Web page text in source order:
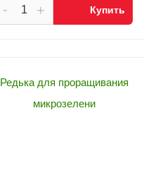
+
- Купить
Редька для проращивания
микрозелени